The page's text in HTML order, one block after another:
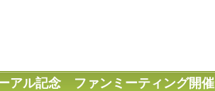
アル記念 ファンミーティング開催